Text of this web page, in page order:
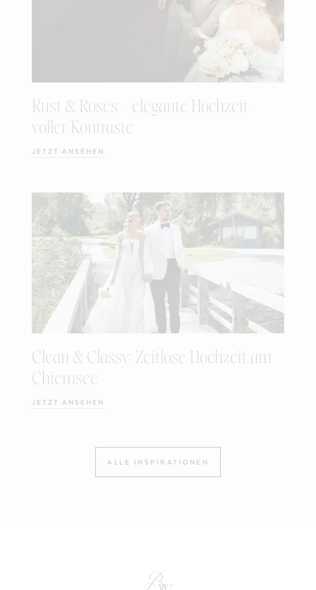
Rust & Roses – elegante Hochzeit
voller Kontraste
JETZT ANSEHEN
Clean & Classy: Zeitlose Hochzeit am
Chiemsee
JETZT ANSEHEN
ALLE INSPIRATIONEN